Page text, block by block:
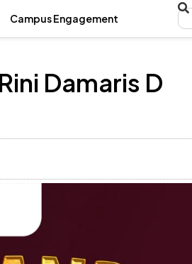
Campus Engagement
Damaris D